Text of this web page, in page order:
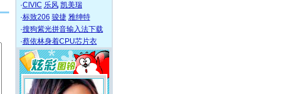
·CIVIC 乐风 凯美瑞
·标致206 骏捷 雅绅特
·搜狗紫光拼音输入法下载
·蔡依林身着CPU芯片衣